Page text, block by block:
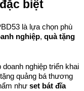
biệt
là lựa chọn phù
nghiệp, quà tặng
nghiệp triển khai
quảng bá thương
như set bát đĩa